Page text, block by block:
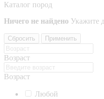
Каталог пород
Ничего не найдено Укажите
Сбросить Применить
Возраст
Возраст
Любой